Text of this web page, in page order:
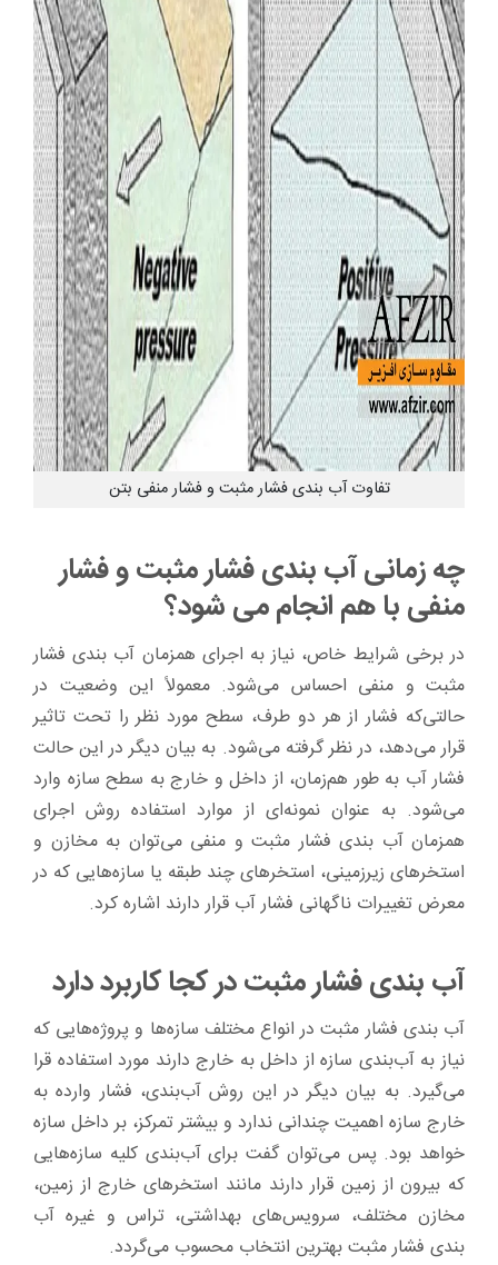
تفاوت آب بندی فشار مثبت و فشار منفی بتن
چه زمانی آب بندی فشار مثبت و فشار
منفی با هم انجام می شود؟
در برخی شرایط خاص، نیاز به اجرای همزمان آب ‌بندی فشار
مثبت و منفی احساس می‌شود. معمولاً این وضعیت در
حالتی‌که فشار از هر دو طرف، سطح مورد نظر را تحت تاثیر
قرار می‌دهد، در نظر گرفته می‌شود. به بیان دیگر در این‌ حالت
فشار آب به طور هم‌زمان، از داخل و خارج به سطح سازه وارد
می‌شود. به عنوان نمونه‌ای از موارد استفاده روش اجرای
همزمان آب ‌بندی فشار مثبت و منفی می‌توان به مخازن و
استخرهای زیرزمینی، استخرهای چند طبقه یا سازه‌هایی که در
معرض تغییرات ناگهانی فشار آب قرار دارند اشاره کرد.
آب بندی فشار مثبت در کجا کاربرد دارد
آب ‌بندی فشار مثبت در انواع مختلف سازه‌ها و پروژه‌هایی که
نیاز به آب‌بندی سازه از داخل به خارج دارند مورد استفاده قرا
می‌گیرد. به بیان دیگر در این روش آب‌بندی، فشار وارده به
خارج سازه اهمیت چندانی ندارد و بیشتر تمرکز، بر داخل سازه
خواهد بود. پس می‌توان گفت برای آب‌بندی کلیه سازه‌هایی
که بیرون از زمین قرار دارند مانند استخرهای خارج از زمین،
مخازن مختلف، سرویس‌های بهداشتی، تراس و غیره آب
‌بندی فشار مثبت بهترین انتخاب محسوب می‌گردد.